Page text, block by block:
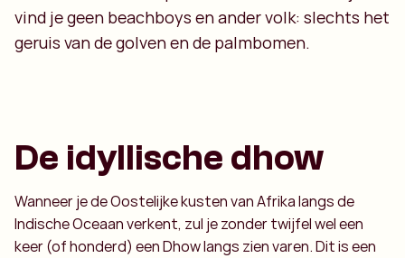
vind je geen beachboys en ander volk: slechts het
geruis van de golven en de palmbomen.
De idyllische dhow
Wanneer je de Oostelijke kusten van Afrika langs de
Indische Oceaan verkent, zul je zonder twijfel wel een
keer (of honderd) een Dhow langs zien varen. Dit is een